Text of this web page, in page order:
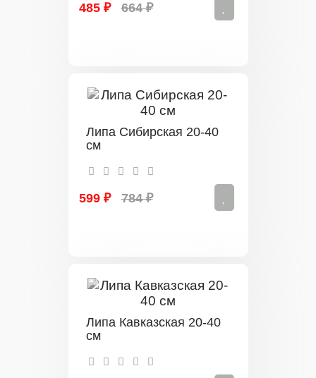
485 ₽ 664 ₽
Липа Сибирская 20-40
см
599 ₽ 784 ₽
Липа Кавказская 20-40
см